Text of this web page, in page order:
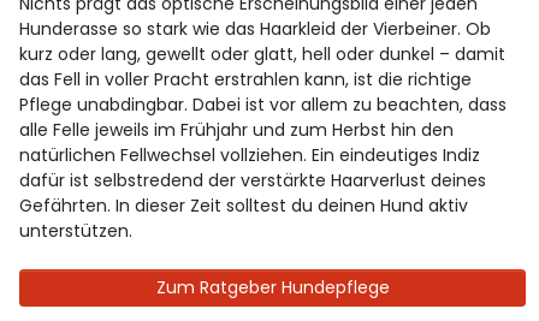
Hunderasse so stark wie das Haarkleid der Vierbeiner. Ob
kurz oder lang, gewellt oder glatt, hell oder dunkel – damit
das Fell in voller Pracht erstrahlen kann, ist die richtige
Pflege unabdingbar. Dabei ist vor allem zu beachten, dass
alle Felle jeweils im Frühjahr und zum Herbst hin den
natürlichen Fellwechsel vollziehen. Ein eindeutiges Indiz
dafür ist selbstredend der verstärkte Haarverlust deines
Gefährten. In dieser Zeit solltest du deinen Hund aktiv
unterstützen.
Zum Ratgeber Hundepflege